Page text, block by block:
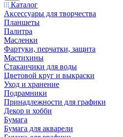
Каталог
Аксессуары для творчества
Планшеты
Палитра
Масленки
Фартуки, перчатки, защита
Мастихины
Стаканчики для воды
Цветовой круг и выкраски
Уход и хранение
Подрамники
Принадлежности для графики
Декор и хобби
Бумага
Бумага для акварели